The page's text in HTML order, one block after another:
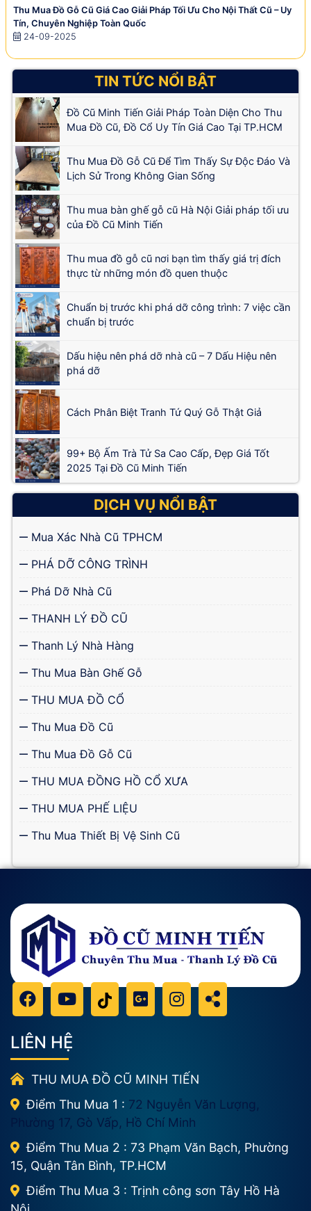
Thu Mua Đồ Gỗ Cũ Giá Cao Giải Pháp Tối Ưu Cho Nội Thất Cũ – Uy
Tín, Chuyên Nghiệp Toàn Quốc
24-09-2025
TIN TỨC NỔI BẬT
Đồ Cũ Minh Tiến Giải Pháp Toàn Diện Cho Thu
Mua Đồ Cũ, Đồ Cổ Uy Tín Giá Cao Tại TP.HCM
Thu Mua Đồ Gỗ Cũ Để Tìm Thấy Sự Độc Đáo Và
Lịch Sử Trong Không Gian Sống
Thu mua bàn ghế gỗ cũ Hà Nội Giải pháp tối ưu
của Đồ Cũ Minh Tiến
Thu mua đồ gỗ cũ nơi bạn tìm thấy giá trị đích
thực từ những món đồ quen thuộc
Chuẩn bị trước khi phá dỡ công trình: 7 việc cần
chuẩn bị trước
Dấu hiệu nên phá dỡ nhà cũ – 7 Dấu Hiệu nên
phá dỡ
Cách Phân Biệt Tranh Tứ Quý Gỗ Thật Giả
99+ Bộ Ấm Trà Tử Sa Cao Cấp, Đẹp Giá Tốt
2025 Tại Đồ Cũ Minh Tiến
DỊCH VỤ NỔI BẬT
Mua Xác Nhà Cũ TPHCM
PHÁ DỠ CÔNG TRÌNH
Phá Dỡ Nhà Cũ
THANH LÝ ĐỒ CŨ
Thanh Lý Nhà Hàng
Thu Mua Bàn Ghế Gỗ
THU MUA ĐỒ CỔ
Thu Mua Đồ Cũ
Thu Mua Đồ Gỗ Cũ
THU MUA ĐỒNG HỒ CỔ XƯA
THU MUA PHẾ LIỆU
Thu Mua Thiết Bị Vệ Sinh Cũ
LIÊN HỆ
THU MUA ĐỒ CŨ MINH TIẾN
Điểm Thu Mua 1 : 72 Nguyễn Văn Lượng,
Phường 17, Gò Vấp, Hồ Chí Minh
Điểm Thu Mua 2 : 73 Phạm Văn Bạch, Phường
15, Quận Tân Bình, TP.HCM
Điểm Thu Mua 3 : Trịnh công sơn Tây Hồ Hà